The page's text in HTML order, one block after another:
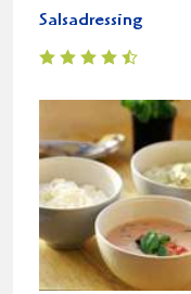
Salsadressing